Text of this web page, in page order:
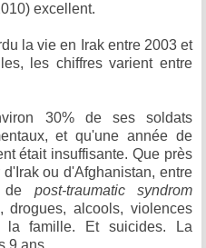
excellent.
la vie en Irak entre 2003 et
les chiffres varient entre
30% de ses soldats
et qu'une année de
était insuffisante. Que près
ou d'Afghanistan, entre
de post-traumatic syndrom
drogues, alcools, violences
la famille. Et suicides. La